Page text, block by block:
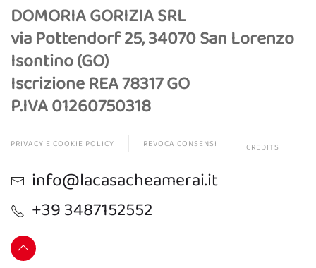
DOMORIA GORIZIA SRL
via Pottendorf 25, 34070 San Lorenzo
Isontino (GO)
Iscrizione REA 78317 GO
P.IVA 01260750318
PRIVACY E COOKIE POLICY REVOCA CONSENSI CREDITS
info@lacasacheamerai.it
+39 3487152552